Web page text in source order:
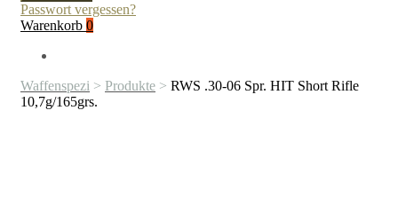
Passwort vergessen?
Warenkorb 0
Waffenspezi > Produkte > RWS .30-06 Spr. HIT Short Rifle
10,7g/165grs.